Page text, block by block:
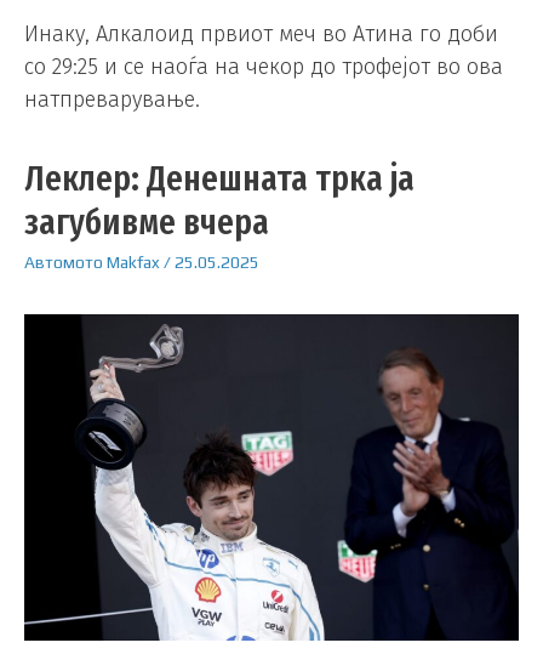
Инаку, Алкалоид првиот меч во Атина го доби
со 29:25 и се наоѓа на чекор до трофејот во ова
натпреварување.
Леклер: Денешната трка ја
загубивме вчера
Автомото Makfax /25.05.2025